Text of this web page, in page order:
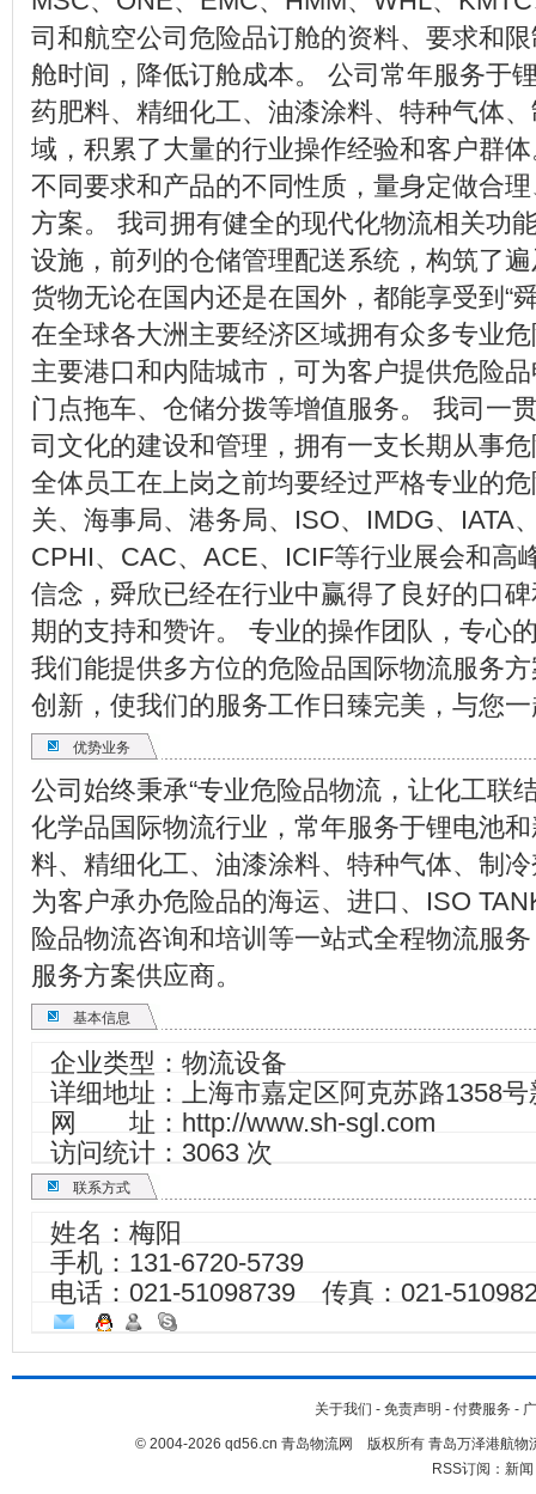
司和航空公司危险品订舱的资料、要求和
舱时间，降低订舱成本。 公司常年服务于
药肥料、精细化工、油漆涂料、特种气体
域，积累了大量的行业操作经验和客户群
不同要求和产品的不同性质，量身定做合
方案。 我司拥有健全的现代化物流相关功
设施，前列的仓储管理配送系统，构筑了
货物无论在国内还是在国外，都能享受到“
在全球各大洲主要经济区域拥有众多专业
主要港口和内陆城市，可为客户提供危险
门点拖车、仓储分拨等增值服务。 我司一
司文化的建设和管理，拥有一支长期从事
全体员工在上岗之前均要经过严格专业的
关、海事局、港务局、ISO、IMDG、IATA
CPHI、CAC、ACE、ICIF等行业展会和高
信念，舜欣已经在行业中赢得了良好的口
期的支持和赞许。 专业的操作团队，专心
我们能提供多方位的危险品国际物流服务
创新，使我们的服务工作日臻完美，与您
优势业务
公司始终秉承“专业危险品物流，让化工联
化学品国际物流行业，常年服务于锂电池
料、精细化工、油漆涂料、特种气体、制
为客户承办危险品的海运、进口、ISO
险品物流咨询和培训等一站式全程物流服
服务方案供应商。
基本信息
企业类型：物流设备
详细地址：上海市嘉定区阿克苏路1358
网 址： http://www.sh-sgl.com
访问统计：3063 次
联系方式
姓名：梅阳
手机： 131-6720-5739
电话：021-51098739 传真：021-
关于我们 - 免责声明 - 付费服务 -
© 2004-2026 qd56.cn 青岛物流网 版权所有 青岛万泽港航物
RSS订阅： 新闻